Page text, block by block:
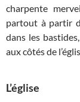
charpente
partout à partir
dans les
aux côtés de
L’église